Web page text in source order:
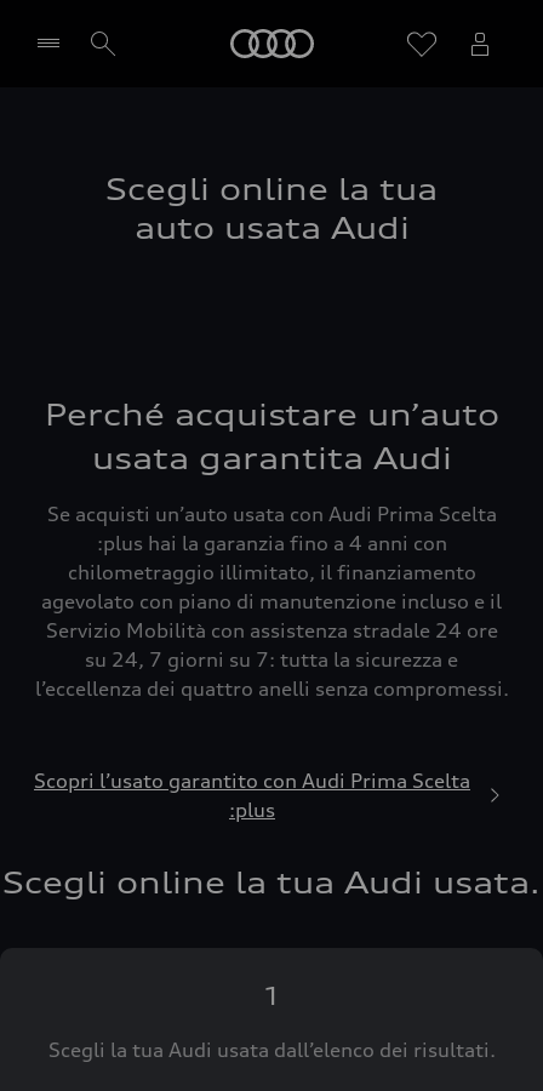
Scegli online la tua
auto usata Audi
Perché acquistare un’auto
usata garantita Audi
Se acquisti un’auto usata con Audi Prima Scelta
:plus hai la garanzia fino a 4 anni con
chilometraggio illimitato, il finanziamento
agevolato con piano di manutenzione incluso e il
Servizio Mobilità con assistenza stradale 24 ore
su 24, 7 giorni su 7: tutta la sicurezza e
l’eccellenza dei quattro anelli senza compromessi.
Scopri l’usato garantito con Audi Prima Scelta
:plus
Scegli online la tua Audi usata.
1
Scegli la tua Audi usata dall’elenco dei risultati.